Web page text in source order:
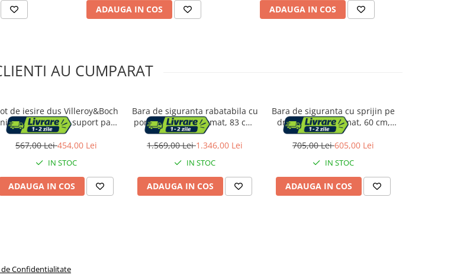
ADAUGA IN COS ADAUGA IN COS
AU CUMPARAT
de iesire dus Villeroy&Boch
patrat cu suport para
auriu periat
567,00 Lei454,00 Lei
IN STOC
ADAUGA IN COS
Bara de siguranta rabatabila cu
porthartie, Thermomat, 83 cm,
alb
1.569,00 Lei1.346,00 Lei
IN STOC
ADAUGA IN COS
Bara de siguranta cu sprijin pe
dreapta, Thermomat, 60 cm,
alb
705,00 Lei605,00 Lei
IN STOC
ADAUGA IN COS
de Confidentialitate